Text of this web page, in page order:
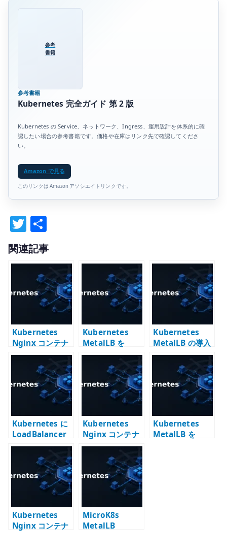
参考
書籍
参考書籍
Kubernetes 完全ガイド 第 2 版
Kubernetes の Service、ネットワーク、Ingress、運用設計を体系的に確
認したい場合の参考書籍です。価格や在庫はリンク先で確認してくださ
い。
Amazon で見る
このリンクは Amazon アソシエイトリンクです。
T
w
it
te
r
有
関連記事
Kubernetes
Nginx コンテナ
と Service
NodePort –
Node のポート
経由でアクセス
Kubernetes
MetalLB を
Helm で導入す
る – オンプレ環
LoadBalancer
Service を使う
Kubernetes
MetalLB の導入
– LoadBalancer
Service をオン
プレ環境で成立
させる
Kubernetes に
LoadBalancer
はないのか –
Service、
MetalLB、CNI
BGP を分けて考
Kubernetes
Nginx コンテナ
と Service
ClusterIP – ク
ラスタ内部通信
の入口を作る
Kubernetes
MetalLB を
Kubernetes
Nginx コンテナ
MicroK8s
MetalLB